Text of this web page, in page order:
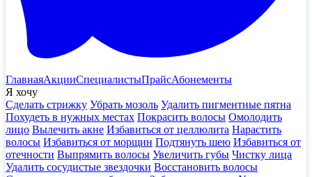
ГлавнаяАкцииСпециалистыПрайсАбонементы
Я хочу
Сделать стрижку Убрать мозоль Удалить пигментные пятна
Похудеть в нужных местах Покрасить волосы Омолодить
лицо Вылечить акне Избавиться от целлюлита Нарастить
волосы Избавиться от морщин Подтянуть шею Избавиться от
отечности Выпрямить волосы Увеличить губы Чистку лица
Удалить сосудистые звездочки Восстановить волосы